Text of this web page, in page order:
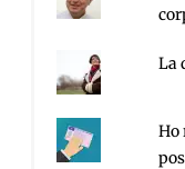
La
Ho